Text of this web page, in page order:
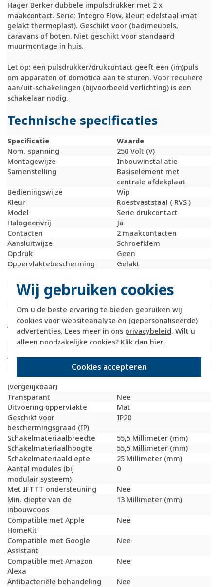
Wij gebruiken cookies
Om u de beste ervaring te bieden gebruiken wij
cookies voor websiteanalyse en (gepersonaliseerde)
advertenties. Lees meer in ons privacybeleid. Wilt u
alleen noodzakelijke cookies? Klik dan hier.
Cookies accepteren
Hager Berker dubbele impulsdrukker met 2 x
maakcontact. Serie: Integro Flow, kleur: edelstaal (mat
gelakt thermoplast). Geschikt voor (bad)meubels,
caravans of boten. Niet geschikt voor standaard
muurmontage in huis.
Let op: een pulsdrukker/drukcontact geeft een (im)puls
om apparaten of domotica aan te sturen. Voor reguliere
aan/uit-schakelingen (bijvoorbeeld verlichting) is een
schakelaar nodig.
Technische specificaties
Specificatie
Waarde
Nom. spanning
250 Volt (V)
Montagewijze
Inbouwinstallatie
Samenstelling
Basiselement met
centrale afdekplaat
Bedieningswijze
Wip
Kleur
Roestvaststaal ( RVS )
Model
Serie drukcontact
Halogeenvrij
Ja
Contacten
2 maakcontacten
Aansluitwijze
Schroefklem
Opdruk
Geen
Oppervlaktebescherming
Gelakt
Nom. (meet)stroom
10 Ampère (A)
Tekstveld/beschrijvingsvlak
Nee
Terugmeldcontact
Nee
Materiaalkwaliteit
Thermoplast
Aantal polen
2
Materiaal
Kunststof
Bevestigingswijze
Schroefbevestiging
Aantal wippen
2
Nee
RAL-nummer
(vergelijkbaar)
9022
Transparant
Nee
Uitvoering oppervlakte
Mat
Geschikt voor
beschermingsgraad (IP)
IP20
Schakelmateriaalbreedte
55,5 Millimeter (mm)
Schakelmateriaalhoogte
55,5 Millimeter (mm)
Schakelmateriaaldiepte
25 Millimeter (mm)
Aantal modules (bij
modulair systeem)
0
Met IFTTT ondersteuning
Nee
Min. diepte van de
inbouwdoos
13 Millimeter (mm)
Compatible met Apple
HomeKit
Nee
Compatible met Google
Assistant
Nee
Compatible met Amazon
Alexa
Nee
Antibacteriële behandeling Nee